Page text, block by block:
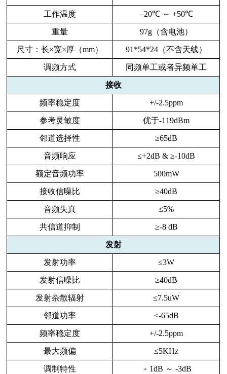
工作温度 –20℃ ～ +50℃
重量 97g（含电池）
尺寸：长×宽×厚（mm） 91*54*24（不含天线）
调频方式 同频单工或者异频单工
接收
频率稳定度 +/-2.5ppm
参考灵敏度 优于-119dBm
邻道选择性 ≥65dB
音频响应 ≤+2dB & ≥-10dB
额定音频功率 500mW
接收信噪比 ≥40dB
音频失真 ≤5%
共信道抑制 ≥-8 dB
发射
发射功率 ≤3W
发射信噪比 ≥40dB
发射杂散辐射 ≤7.5uW
邻道功率 ≤-65dB
频率稳定度 +/-2.5ppm
最大频偏 ≤5KHz
调制特性 ﹢1dB ～ -3dB